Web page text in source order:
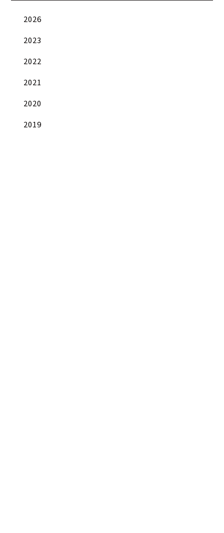
2026
2023
2022
2021
2020
2019